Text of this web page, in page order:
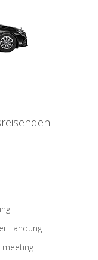
Landung
meeting